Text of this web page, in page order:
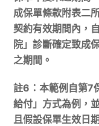
成保單條款附表二
契約有效期間內，
院」診斷確定致成
之期間。
註6：本範例自第7
給付」方式為例，
且假設保單生效日